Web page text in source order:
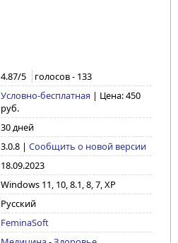
4.87/5 голосов - 133
Условно-бесплатная | Цена: 450
руб.
30 дней
3.0.8| Сообщить о новой версии
18.09.2023
Windows 11, 10, 8.1, 8, 7, XP
Русский
FeminaSoft